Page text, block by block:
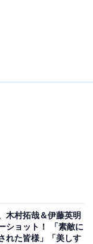
木村拓哉＆伊藤英明
ショット！ 「素敵に
れた皆様」「美しす